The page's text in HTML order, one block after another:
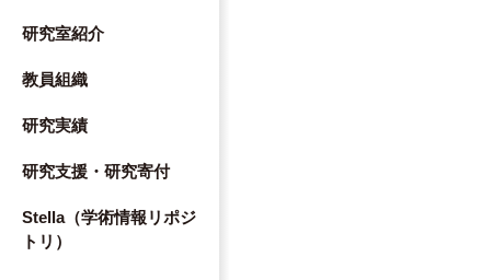
研究室紹介
教員組織
研究実績
研究支援・研究寄付
Stella（学術情報リポジ
トリ）